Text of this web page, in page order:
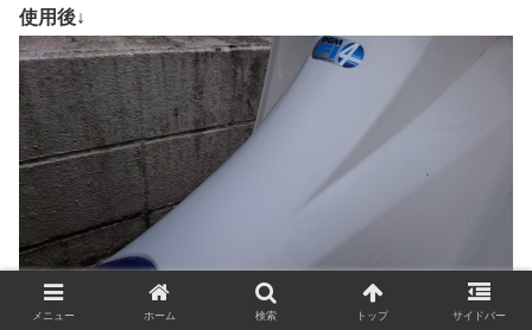
使用後↓
メニュー ホーム 検索 トップ サイドバー